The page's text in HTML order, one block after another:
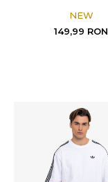
NEW
149,99 RON